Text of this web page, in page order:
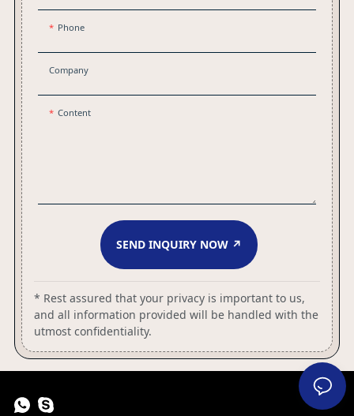
Phone
Company
Content
SEND INQUIRY NOW ↗
* Rest assured that your privacy is important to us,
and all information provided will be handled with the
utmost confidentiality.